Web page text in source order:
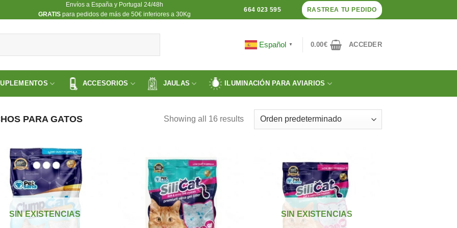
Envíos a España y Portugal 24/48h
​GRATISpara pedidos de más de 50€ inferiores a 30Kg
664 023 595 RASTREA TU PEDIDO
Español ▼ 0.00€ ACCEDER
ACCESORIOS JAULAS ILUMINACIÓN PARA AVIARIOS
PARA GATOS Showing all 16 results
deseos
SIN EXISTENCIAS
deseos
deseos
SIN EXISTENCIAS